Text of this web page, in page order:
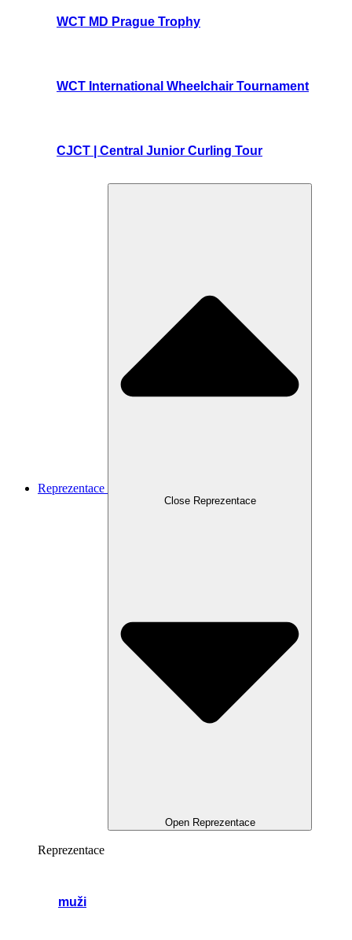
WCT MD Prague Trophy
WCT International Wheelchair Tournament
CJCT | Central Junior Curling Tour
Reprezentace
Close Reprezentace
Open Reprezentace
Reprezentace
muži